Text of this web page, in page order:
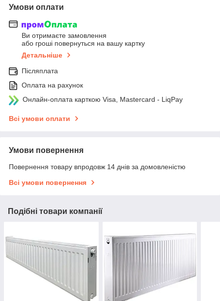
Умови оплати
Ви отримаєте замовлення
або гроші повернуться на вашу картку
Детальніше
Післяплата
Оплата на рахунок
Онлайн-оплата карткою Visa, Mastercard - LiqPay
Всі умови оплати
Умови повернення
Повернення товару впродовж 14 днів за домовленістю
Всі умови повернення
Подібні товари компанії